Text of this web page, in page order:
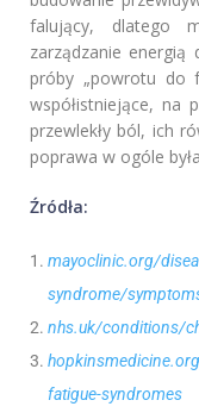
falujący, dlatego
zarządzanie
próby „powrotu do
współistniejące, na
przewlekły ból, ich
poprawa w ogóle
Źródła:
mayoclinic.org/
syndrome/
nhs.uk/conditions/
fatigue-syndromes